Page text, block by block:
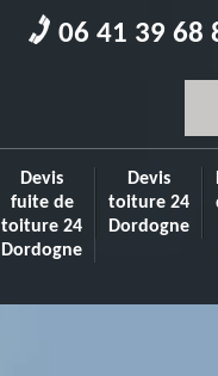
06 41 39 68
Devis
fuite de
toiture 24
Dordogne
Devis
toiture 24
Dordogne